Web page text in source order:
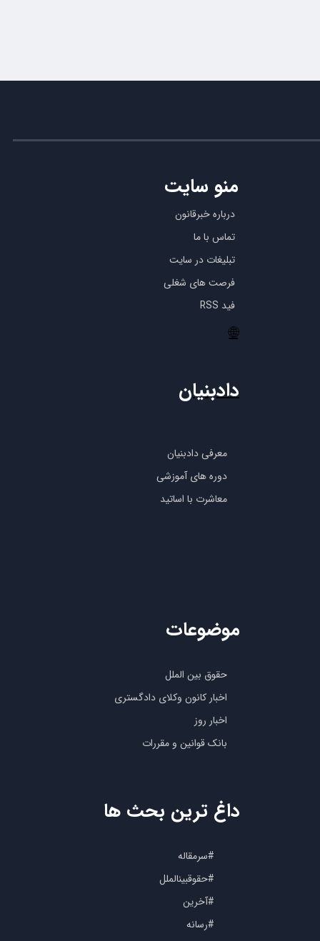
درباره خبرقانون
تماس با ما
تبلیغات در سایت
فرصت های شغلی
فید RSS
منو سایت
🌐
معرفی دادبنیان
دوره های آموزشی
معاشرت با اساتید
دادبنیان
حقوق بین الملل
اخبار کانون وکلای دادگستری
اخبار روز
بانک قوانین و مقررات
موضوعات
#سرمقاله
#حقوقبینالملل
#آخرین
#رسانه
داغ ترین بحث ها